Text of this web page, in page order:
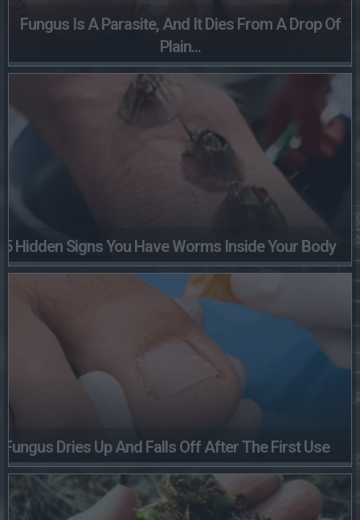
Fungus Is A Parasite, And It Dies From A Drop Of
Plain...
5 Hidden Signs You Have Worms Inside Your Body
Fungus Dries Up And Falls Off After The First Use